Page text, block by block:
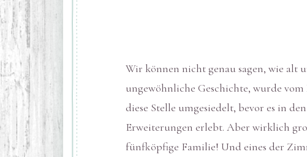
Wir können nicht genau sagen, wie alt
ungewöhnliche Geschichte, wurde
diese Stelle umgesiedelt, bevor es in
Erweiterungen erlebt. Aber wirklich
fünfköpfige Familie! Und eines der